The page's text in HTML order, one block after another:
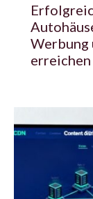
Werbung